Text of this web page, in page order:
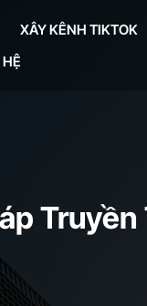
XÂY KÊNH TIKTOK